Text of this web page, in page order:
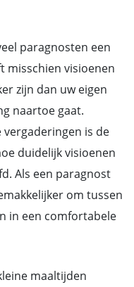
paragnosten een
misschien visioenen
zijn dan uw eigen
naartoe gaat.
is de
duidelijk visioenen
Als een paragnost
om tussen
in een comfortabele
maaltijden